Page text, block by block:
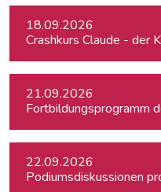
18.09.2026
Crashkurs Claude - der
21.09.2026
Fortbildungsprogramm
22.09.2026
Podiumsdiskussionen